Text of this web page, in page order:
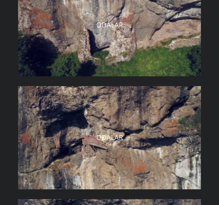
ODALAR
ODALAR